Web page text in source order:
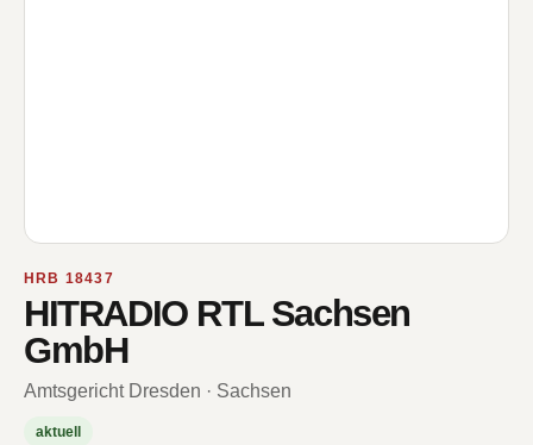
HRB 18437
HITRADIO RTL Sachsen
GmbH
Amtsgericht Dresden · Sachsen
aktuell